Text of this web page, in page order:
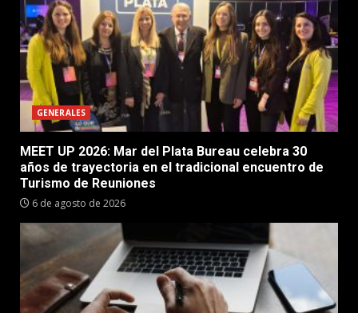
GENERALES
MEET UP 2026: Mar del Plata Bureau celebra 30
años de trayectoria en el tradicional encuentro de
Turismo de Reuniones
6 de agosto de 2026